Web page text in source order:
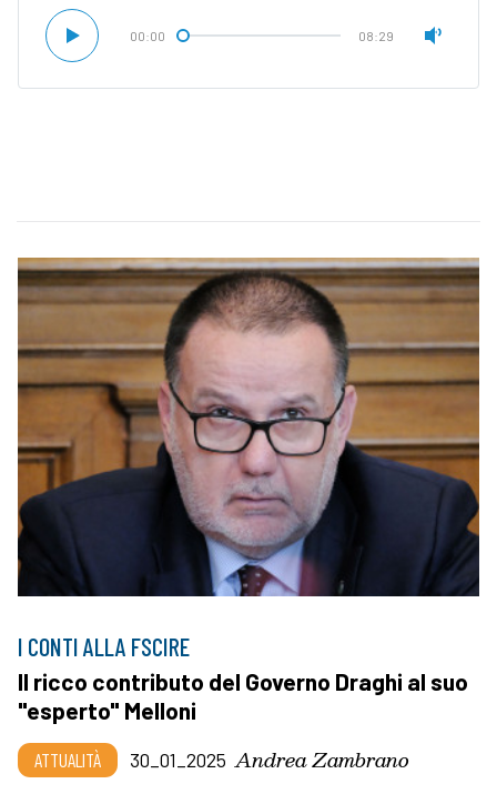
00:00 08:29
I CONTI ALLA FSCIRE
Il ricco contributo del Governo Draghi al suo
"esperto" Melloni
ATTUALITÀ 30_01_2025 Andrea Zambrano